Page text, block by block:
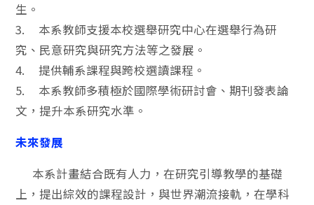
生。
3. 本系教師支援本校選舉研究中心在選舉行為研
究、民意研究與研究方法等之發展。
4. 提供輔系課程與跨校選讀課程。
5. 本系教師多積極於國際學術研討會、期刊發表論
文，提升本系研究水準。
未來發展
本系計畫結合既有人力，在研究引導教學的基礎
上，提出綜效的課程設計，與世界潮流接軌，在學科